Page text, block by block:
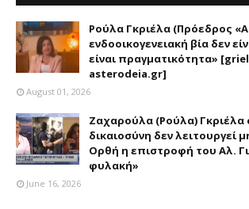
Ρούλα Γκριέλα (Πρόεδρος
ενδοοικογενειακή βία δεν
είναι πραγματικότητα»
asterodeia.gr]
August 01, 2026
Ζαχαρούλα (Ρούλα) Γκριέλα
δικαιοσύνη δεν λειτουργεί
Ορθή η επιστροφή του Αλ.
φυλακή»
June 16, 2026